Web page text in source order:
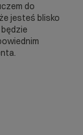
do
jesteś blisko